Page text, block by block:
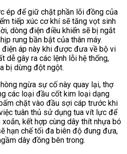
ép để giữ chặt phần lõi đồng của
tiếp xúc cơ khí sẽ tăng vọt sinh
dòng điện điều khiển sẽ bị ngắt
rung bần bật của thân máy.
điện áp này khi được đưa về bộ vi
dễ gây ra các lệnh lỗi hệ thống,
bị dừng đột ngột.
ngừa sự cố này quay lại, thợ
các loại đầu cốt kim loại dạng
chặt vào đầu sợi cáp trước khi
tuân thủ sử dụng tua vít lực để
kết hợp cùng dây thít nhựa bó
hạn chế tối đa biên độ đung đưa,
dây đồng bên trong.